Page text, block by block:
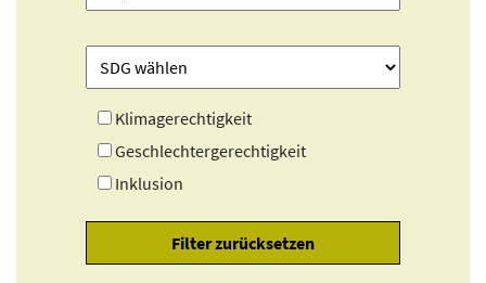
Klimagerechtigkeit
Geschlechtergerechtigkeit
Inklusion